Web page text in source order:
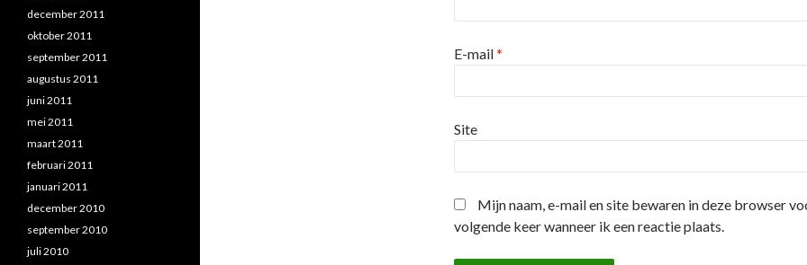
E-mail*
Site
Mijn naam, e-mail en site bewaren in deze browser
volgende keer wanneer ik een reactie plaats.
december 2011
oktober 2011
september 2011
augustus 2011
juni 2011
mei 2011
maart 2011
februari 2011
januari 2011
december 2010
september 2010
juli 2010